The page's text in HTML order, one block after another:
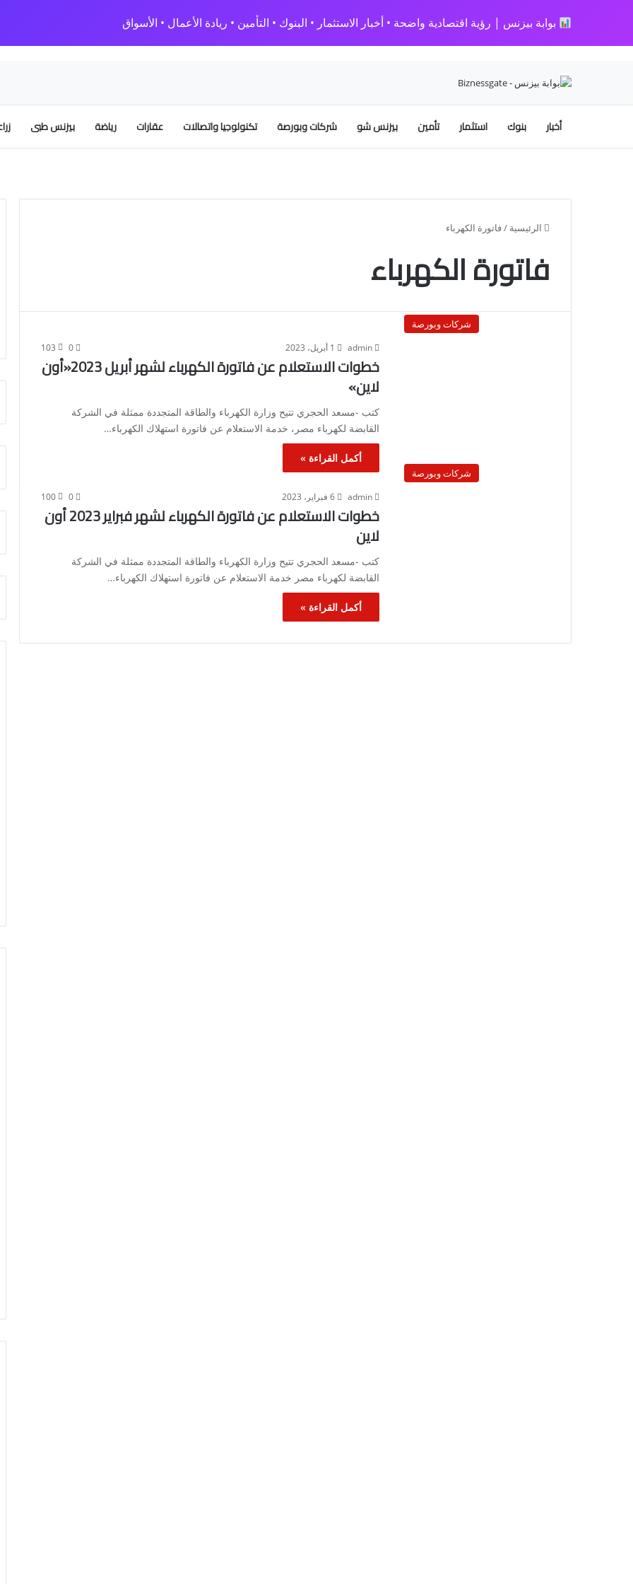
بوابة بيزنس | رؤية اقتصادية واضحة • أخبار الاستثمار • البنوك • التأمين • ريادة الأعمال • الأسواق
أخبار بنوك استثمار تأمين بيزنس شو شركات وبورصة تكنولوجيا واتصالات عقارات رياضة بيزنس طبى
الرئيسية /فاتورة الكهرباء
فاتورة الكهرباء
شركات وبورصة
admin 1 أبريل، 2023 0
103
خطوات الاستعلام عن فاتورة الكهرباء لشهر أبريل 2023«أون
لاين»
كتب -مسعد الحجري تتيح وزارة الكهرباء والطاقة المتجددة ممثلة في الشركة
القابضة لكهرباء مصر، خدمة الاستعلام عن فاتورة استهلاك الكهرباء…
أكمل القراءة »
شركات وبورصة
admin 6 فبراير، 2023 0
100
خطوات الاستعلام عن فاتورة الكهرباء لشهر فبراير 2023 أون
لاين
كتب -مسعد الحجري تتيح وزارة الكهرباء والطاقة المتجددة ممثلة في الشركة
القابضة لكهرباء مصر خدمة الاستعلام عن فاتورة استهلاك الكهرباء…
أكمل القراءة »